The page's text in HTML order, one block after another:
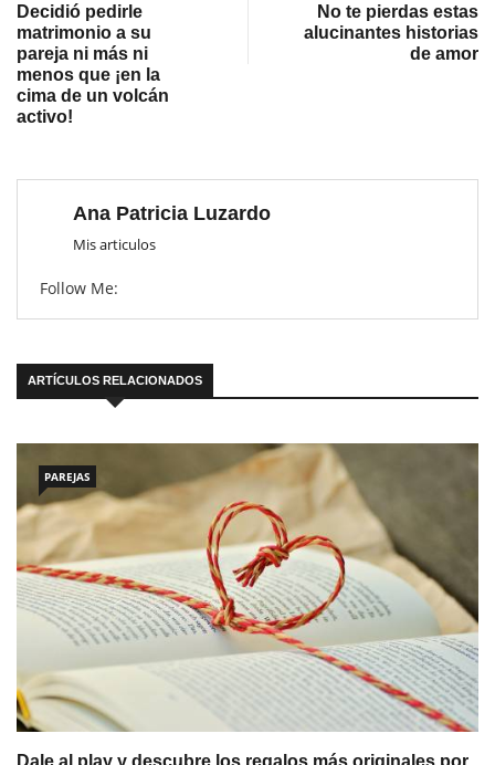
Decidió pedirle
matrimonio a su
pareja ni más ni
menos que ¡en la
cima de un volcán
activo!
No te pierdas estas
alucinantes historias
de amor
Ana Patricia Luzardo
Mis articulos
Follow Me:
ARTÍCULOS RELACIONADOS
PAREJAS
Dale al play y descubre los regalos más originales por